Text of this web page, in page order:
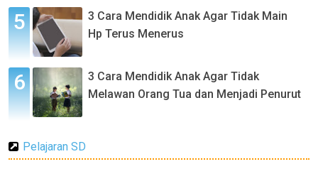
3 Cara Mendidik Anak Agar Tidak Main
Hp Terus Menerus
3 Cara Mendidik Anak Agar Tidak
Melawan Orang Tua dan Menjadi Penurut
Pelajaran SD